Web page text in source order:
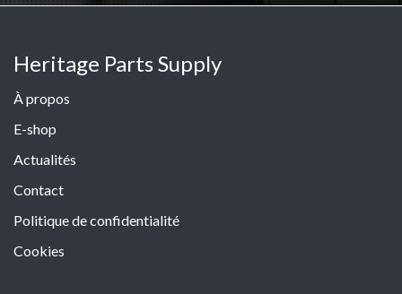
Heritage Parts Supply
À propos
E-shop
Actualités
Contact
Politique de confidentialité
Cookies